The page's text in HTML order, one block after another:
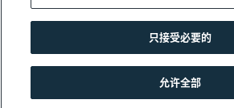
© 2001-2026 Renishaw plc。版权所有。
联系我们 | | |
沪公网安备 31010602004385号
只接受必要的
允许全部